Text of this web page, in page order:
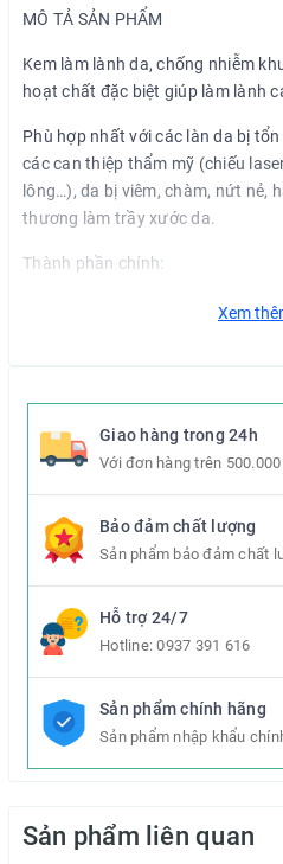
MÔ TẢ SẢN PHẨM
Kem làm lành da, chống nhiễm
hoạt chất đặc biệt giúp làm lành
Phù hợp nhất với các làn da bị
các can thiệp thẩm mỹ (chiếu
lông…), da bị viêm, chàm, nứt nẻ,
thương làm trầy xước da.
Thành phần chính:
- Hoạt chất C + -Restore: thúc
giúp bảo vệ hiệu quả làn da đang
- Avène Thermal Spring Water:
Hướng dẫn sử dụng:
Bôi kem lên vùng da tổn thương
Không thoa kem khi vết thương
Xem
Giao hàng trong 24h
Với đơn hàng trên
Bảo đảm chất lượng
Sản phẩm bảo đảm chất
Hỗ trợ 24/7
Hotline:0937 391 616
Sản phẩm chính hãng
Sản phẩm nhập khẩu
Sản phẩm liên quan